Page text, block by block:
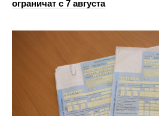
ограничат с 7 августа